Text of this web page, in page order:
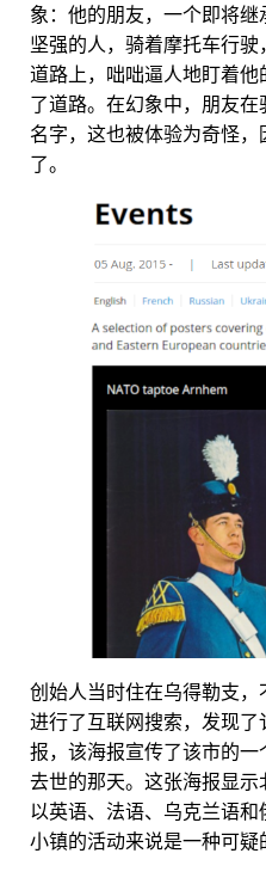
象：他的朋友，一个即将
坚强的人，骑着摩托车行
道路上，咄咄逼人地盯着
了道路。在幻象中，朋友
名字，这也被体验为奇怪
了。
创始人当时住在乌得勒支
进行了互联网搜索，发现了
报，该海报宣传了该市的
去世的那天。这张海报显
以英语、法语、乌克兰语
小镇的活动来说是一种可疑